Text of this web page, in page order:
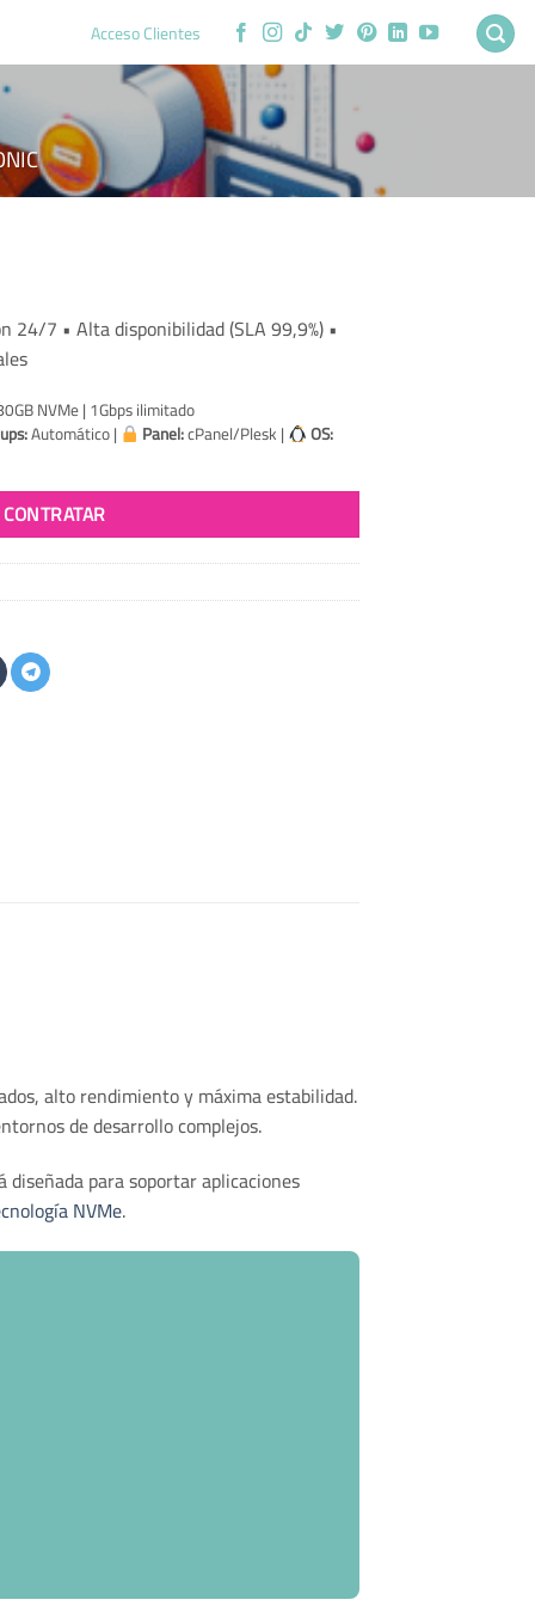
Acceso Clientes
24/7 • Alta disponibilidad (SLA 99,9%) •
NVMe | 1Gbps ilimitado
Automático | Panel:cPanel/Plesk | OS:
CONTRATAR
alto rendimiento y máxima estabilidad.
de desarrollo complejos.
diseñada para soportar aplicaciones
NVMe.